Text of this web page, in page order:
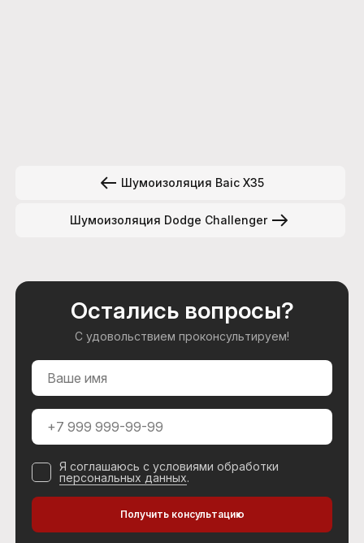
Шумоизоляция Baic X35
Шумоизоляция Dodge Challenger
Остались вопросы?
С удовольствием проконсультируем!
Я соглашаюсь с условиями обработки
персональных данных.